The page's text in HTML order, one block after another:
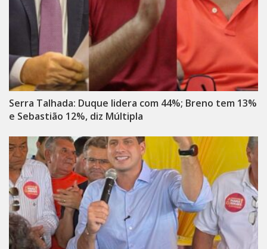
Serra Talhada: Duque lidera com 44%; Breno tem 13%
e Sebastião 12%, diz Múltipla